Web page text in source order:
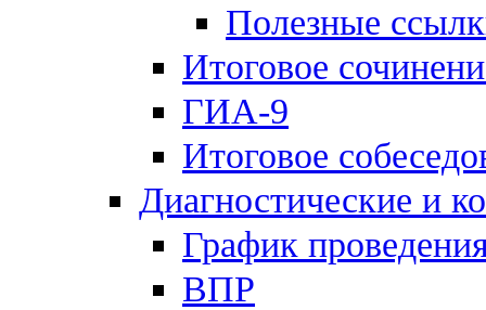
Полезные
Итоговое
ГИА-9
Итоговое
Диагностические и
График
ВПР